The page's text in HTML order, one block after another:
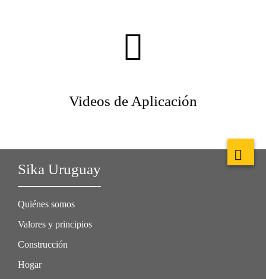
Videos de Aplicación
Sika Uruguay
Quiénes somos
Valores y principios
Construcción
Hogar